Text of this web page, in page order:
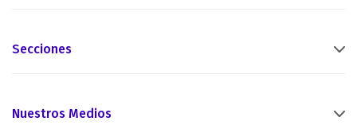
Secciones
Nuestros Medios